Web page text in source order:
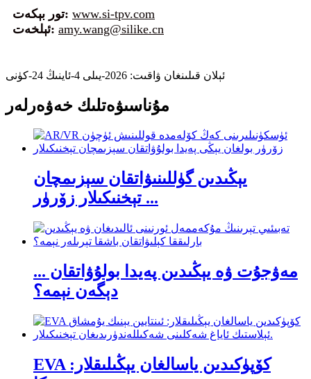
تور بېكەت: www.si-tpv.com
ئېلخەت: amy.wang@silike.cn
ئېلان قىلىنغان ۋاقىت: 2026-يىلى 4-ئاينىڭ 24-كۈنى
مۇناسىۋەتلىك خەۋەرلەر
يېڭىدىن گۈللىنىۋاتقان سېزىمچان
تېخنىكىلار زۆرۈر ...
مەۋجۇت ۋە يېڭىدىن پەيدا بولۇۋاتقان ...
دېگەن نېمە؟
EVA كۆپۈكىدىن ياسالغان يېڭىلىقلار: